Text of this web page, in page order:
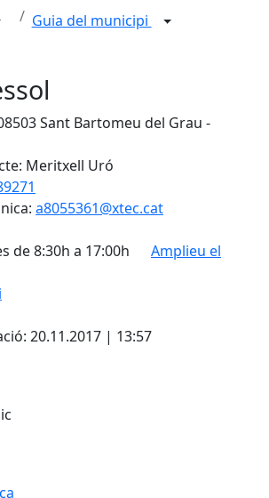
Guia del municipi
Sant Bartomeu del Grau -
Meritxell Uró
a8055361@xtec.cat
de 8:30h a 17:00h
Amplieu el
20.11.2017 | 13:57